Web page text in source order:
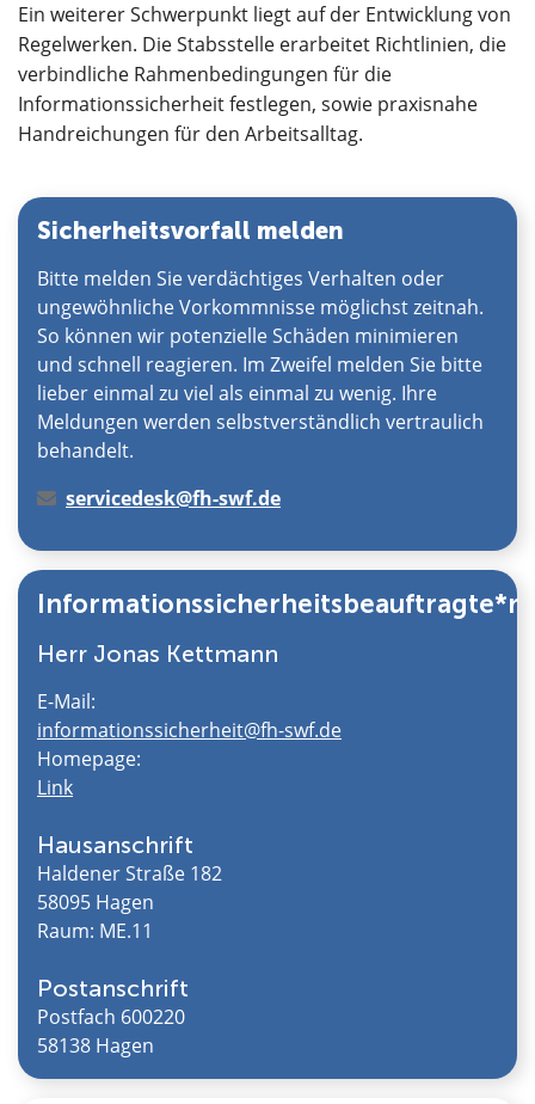
Ein weiterer Schwerpunkt liegt auf der Entwicklung von
Regelwerken. Die Stabsstelle erarbeitet Richtlinien, die
verbindliche Rahmenbedingungen für die
Informationssicherheit festlegen, sowie praxisnahe
Handreichungen für den Arbeitsalltag.
Sicherheitsvorfall melden
Bitte melden Sie verdächtiges Verhalten oder
ungewöhnliche Vorkommnisse möglichst zeitnah.
So können wir potenzielle Schäden minimieren
und schnell reagieren. Im Zweifel melden Sie bitte
lieber einmal zu viel als einmal zu wenig. Ihre
Meldungen werden selbstverständlich vertraulich
behandelt.
servicedesk@fh-swf.de
Informationssicherheitsbeauftragte*r
Herr Jonas Kettmann
E-Mail:
informationssicherheit@fh-swf.de
Homepage:
Link
Hausanschrift
Haldener Straße 182
58095 Hagen
Raum: ME.11
Postanschrift
Postfach 600220
58138 Hagen